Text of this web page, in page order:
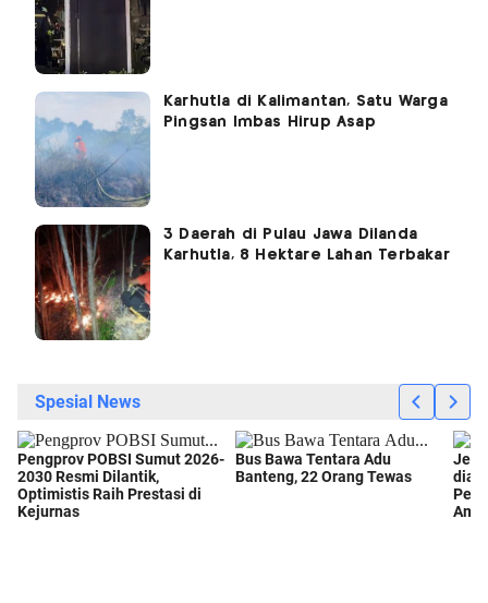
Karhutla di Kalimantan, Satu Warga
Pingsan Imbas Hirup Asap
3 Daerah di Pulau Jawa Dilanda
Karhutla, 8 Hektare Lahan Terbakar